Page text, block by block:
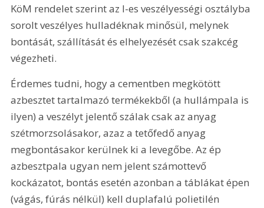
KöM rendelet szerint az I-es veszélyességi osztályba
sorolt veszélyes hulladéknak minősül, melynek
bontását, szállítását és elhelyezését csak szakcég
végezheti.
Érdemes tudni, hogy a cementben megkötött
azbesztet tartalmazó termékekből (a hullámpala is
ilyen) a veszélyt jelentő szálak csak az anyag
szétmorzsolásakor, azaz a tetőfedő anyag
megbontásakor kerülnek ki a levegőbe. Az ép
azbesztpala ugyan nem jelent számottevő
kockázatot, bontás esetén azonban a táblákat épen
(vágás, fúrás nélkül) kell duplafalú polietilén